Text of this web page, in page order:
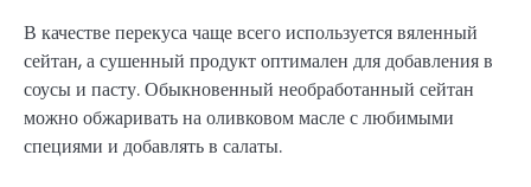
В качестве перекуса чаще всего используется вяленный
сейтан, а сушенный продукт оптимален для добавления в
соусы и пасту. Обыкновенный необработанный сейтан
можно обжаривать на оливковом масле с любимыми
специями и добавлять в салаты.